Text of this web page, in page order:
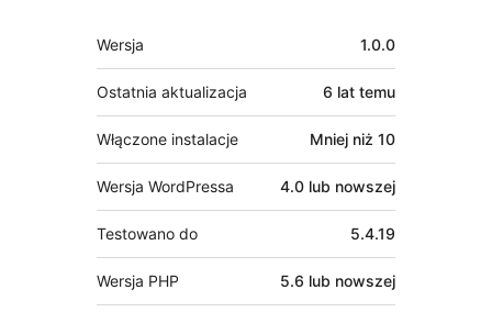
Meta
Wersja 1.0.0
Ostatnia aktualizacja 6 lat temu
Włączone instalacje Mniej niż 10
Wersja WordPressa 4.0 lub nowszej
Testowano do 5.4.19
Wersja PHP 5.6 lub nowszej